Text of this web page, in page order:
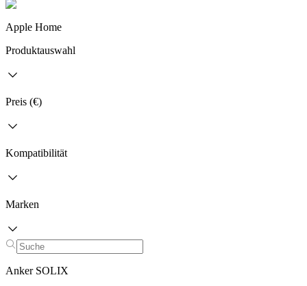
Apple Home
Produktauswahl
Preis (€)
Kompatibilität
Marken
Anker SOLIX